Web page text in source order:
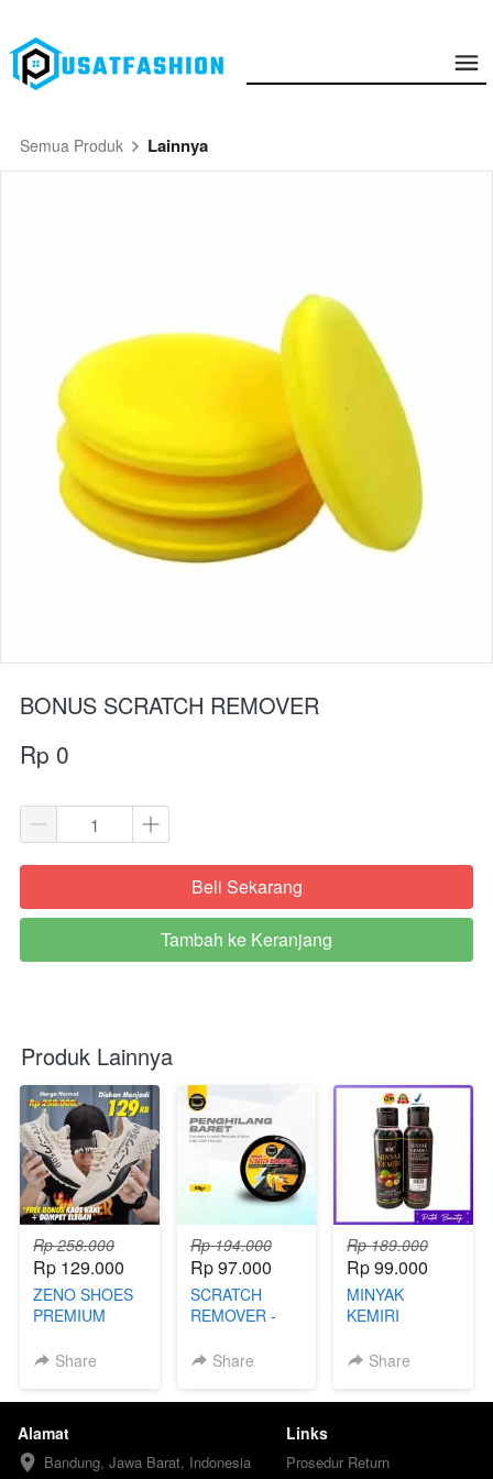
Semua Produk Lainnya
BONUS SCRATCH REMOVER
Rp 0
`Beli Sekarang
`
Tambah ke Keranjang
Produk Lainnya
Rp 258.000
Rp 129.000
ZENO SHOES
PREMIUM
Share
Rp 194.000
Rp 97.000
SCRATCH
REMOVER -
Share
Rp 189.000
Rp 99.000
MINYAK
KEMIRI
FBBShare
Alamat
Bandung, Jawa Barat, Indonesia
Links
Prosedur Return